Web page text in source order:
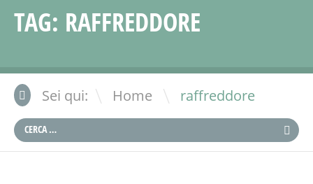
TAG: RAFFREDDORE
Sei qui: Home \ raffreddore